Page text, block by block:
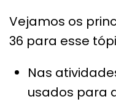
Vejamos os
36 para esse
Nas
usados para